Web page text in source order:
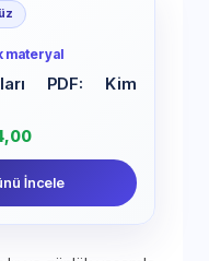
materyal
PDF: Kim
İncele